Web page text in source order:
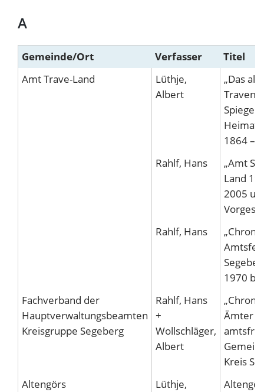
A
Gemeinde/Ort Verfasser
Titel
Amt Trave-Land
Lüthje,
Albert
„Das
Spiegel
1864 –
Rahlf, Hans
„Amt
Land
2005
Rahlf, Hans
„Chronik
1970
Fachverband der
Hauptverwaltungsbeamten
Kreisgruppe Segeberg
Rahlf, Hans
+
Wollschläger,
Albert
Ämter
Kreis
Altengörs
Lüthje,